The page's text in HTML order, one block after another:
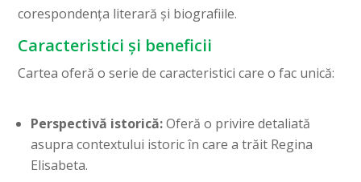
corespondența literară și biografiile.
Caracteristici și beneficii
Cartea oferă o serie de caracteristici care o fac unică:
Perspectivă istorică:Oferă o privire detaliată
asupra contextului istoric în care a trăit Regina
Elisabeta.